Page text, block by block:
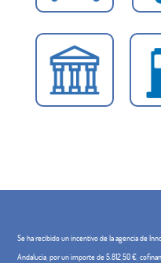
Se ha recibido un incentivo de la agencia de
Andalucía, por un importe de 5.812,50 €,